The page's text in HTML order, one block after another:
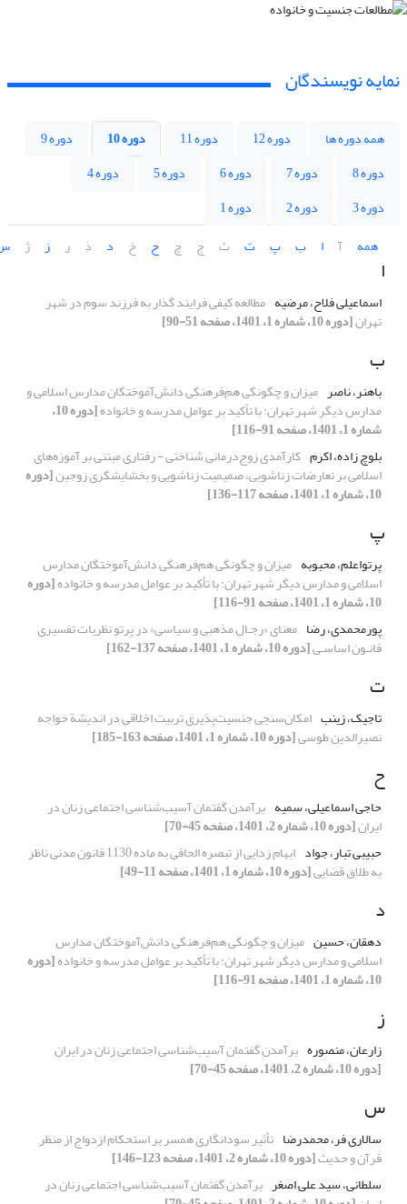
نمایه نویسندگان
همه دوره ها دوره 12 دوره 11 دوره 10
دوره 9
دوره 8
دوره 7 دوره 6 دوره 5
دوره 4
دوره 3
دوره 2
دوره 1
همه
آ ا ب پ ت ث ج چ ح خ د ذ ر ز ژ
ا
اسماعیلی فلاح، مرضیه مطالعه کیفی فرایند گذار به فرزند‌ سوم در شهر
تهران[دوره 10، شماره 1، 1401، صفحه 51-90]
ب
باهنر، ناصر میزان و چگونگی هم‌فرهنگی دانش‌آموختگان مدارس اسلامی و
مدارس دیگر شهر تهران: با تأکید بر عوامل مدرسه و خانواده [دوره 10،
شماره 1، 1401، صفحه 91-116]
بلوچ زاده، اکرم کارآمدی زوج‌درمانی شناختی - رفتاری مبتنی بر آموزه‌های
اسلامی بر تعارضات زناشویی، صمیمیت زناشویی و بخشایشگری زوجین[دوره
10، شماره 1، 1401، صفحه 117-136]
پ
پرتواعلم، محبوبه میزان و چگونگی هم‌فرهنگی دانش‌آموختگان مدارس
اسلامی و مدارس دیگر شهر تهران: با تأکید بر عوامل مدرسه و خانواده[دوره
10، شماره 1، 1401، صفحه 91-116]
پورمحمدی، رضا معنای «رجـال مذهبی و سیاسی» در پرتو نظریات تفسیری
قانـون اساسـی[دوره 10، شماره 1، 1401، صفحه 137-162]
ت
تاجیک، زینب امکان‌سنجی جنسیت‌پذیری تربیت اخلاقی در اندیشة خواجه
نصیرالدین طوسی[دوره 10، شماره 1، 1401، صفحه 163-185]
ح
حاجی اسماعیلی، سمیه برآمدن گفتمان آسیب‌شناسی اجتماعی زنان در
ایران[دوره 10، شماره 2، 1401، صفحه 45-70]
حبیبی تبار، جواد
ابهام ‌زدایی از تبصره الحاقی به ماده 1130 قانون مدنی ناظر
به طلاق قضایی[دوره 10، شماره 1، 1401، صفحه 11-49]
د
دهقان، حسین میزان و چگونگی هم‌فرهنگی دانش‌آموختگان مدارس
اسلامی و مدارس دیگر شهر تهران: با تأکید بر عوامل مدرسه و خانواده[دوره
10، شماره 1، 1401، صفحه 91-116]
ز
زارعان، منصوره برآمدن گفتمان آسیب‌شناسی اجتماعی زنان در ایران
[دوره 10، شماره 2، 1401، صفحه 45-70]
س
سالاری فر، محمدرضا تأثیر سودانگاری همسر بر استحکام ازدواج از منظر
قرآن و حدیث[دوره 10، شماره 2، 1401، صفحه 123-146]
سلطانی، سید علی اصغر برآمدن گفتمان آسیب‌شناسی اجتماعی زنان در